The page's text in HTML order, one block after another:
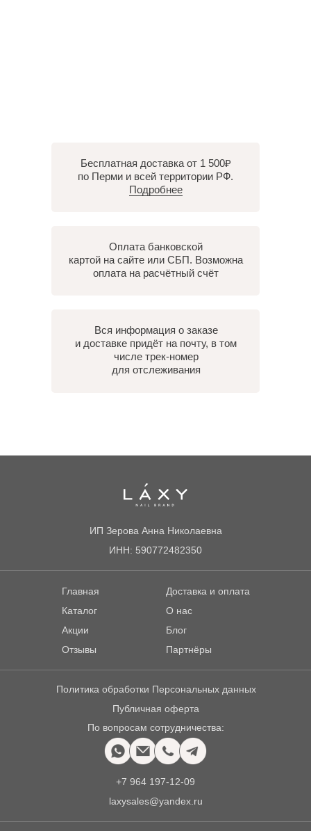
Бесплатная доставка от 1 500₽
по Перми и всей территории РФ.
Подробнее
Оплата банковской
картой на сайте или СБП. Возможна
оплата на расчётный счёт
Вся информация о заказе
и доставке придёт на почту, в том
числе трек-номер
для отслеживания
ИП Зерова Анна Николаевна
ИНН: 590772482350
Главная
Каталог
Акции
Отзывы
Доставка и оплата
О нас
Блог
Партнёры
Политика обработки Персональных данных
Публичная оферта
По вопросам сотрудничества:
+7 964 197-12-09
laxysales@yandex.ru